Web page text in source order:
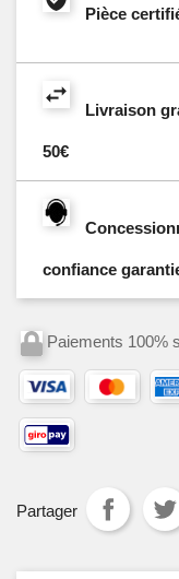
Pièce
Livraison
50€
confiance
Paiements 100%
Partager